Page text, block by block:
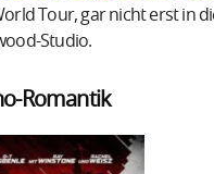
Tour, gar nicht erst in
Studio.
Romantik